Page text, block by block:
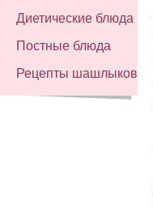
Диетические блюда
Постные блюда
Рецепты шашлыков